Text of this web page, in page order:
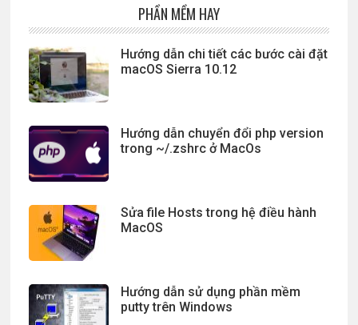
PHẦN MỀM HAY
Hướng dẫn chi tiết các bước cài đặt
macOS Sierra 10.12
Hướng dẫn chuyển đổi php version
trong ~/.zshrc ở MacOs
Sửa file Hosts trong hệ điều hành
MacOS
Hướng dẫn sử dụng phần mềm
putty trên Windows